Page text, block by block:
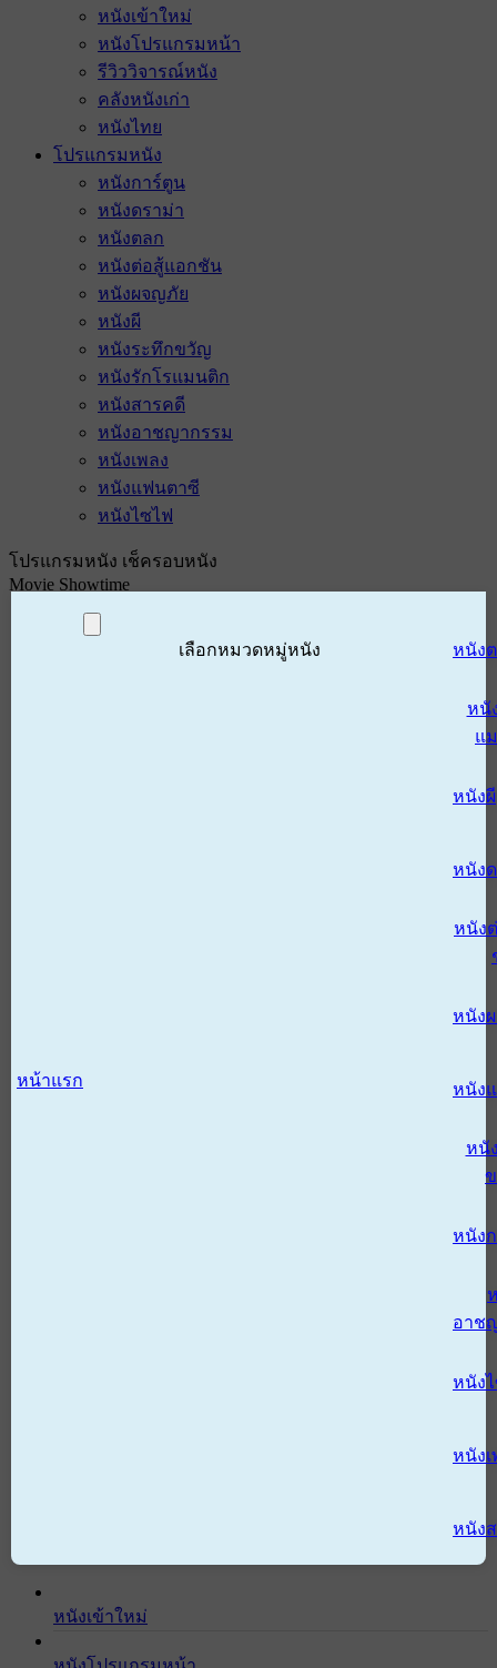
หนังเข้าใหม่
หนังโปรแกรมหน้า
รีวิววิจารณ์หนัง
คลังหนังเก่า
หนังไทย
โปรแกรมหนัง
หนังการ์ตูน
หนังดราม่า
หนังตลก
หนังต่อสู้แอกชัน
หนังผจญภัย
หนังผี
หนังระทึกขวัญ
หนังรักโรแมนติก
หนังสารคดี
หนังอาชญากรรม
หนังเพลง
หนังแฟนตาซี
หนังไซไฟ
โปรแกรมหนัง เช็ครอบหนัง
Movie Showtime
หน้าแรก
เลือกหมวดหมู่หนัง หนัง
หนั
แ
หนังผี
หนัง
หนัง
หนัง
หนัง
หนั
หนัง
อาช
หนัง
หนังเ
หนัง
หนังเข้าใหม่